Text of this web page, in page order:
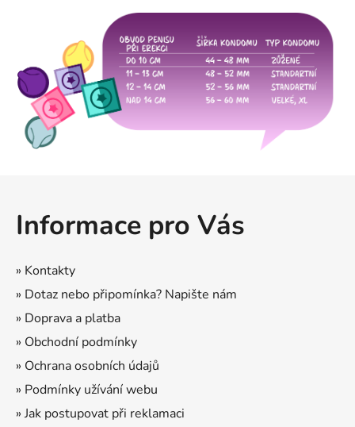
Informace pro Vás
» Kontakty
» Dotaz nebo připomínka? Napište nám
» Doprava a platba
» Obchodní podmínky
» Ochrana osobních údajů
» Podmínky užívání webu
» Jak postupovat při reklamaci